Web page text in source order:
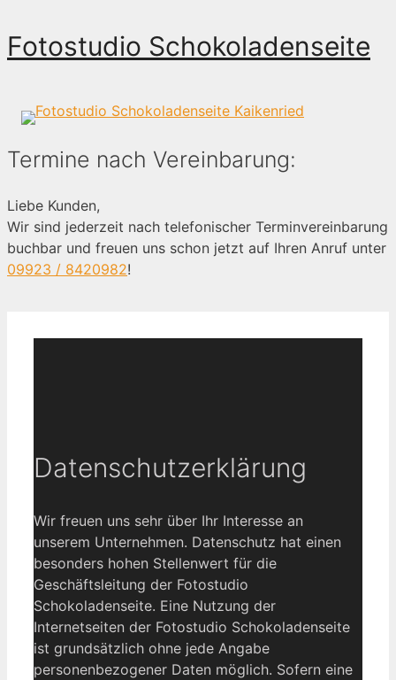
Zum
Inhalt
Fotostudio Schokoladenseite
Termine nach Vereinbarung:
Liebe Kunden,
Wir sind jederzeit nach telefonischer Terminvereinbarung
buchbar und freuen uns schon jetzt auf Ihren Anruf unter
09923 / 8420982!
Datenschutzerklärung
Wir freuen uns sehr über Ihr Interesse an
unserem Unternehmen. Datenschutz hat einen
besonders hohen Stellenwert für die
Geschäftsleitung der Fotostudio
Schokoladenseite. Eine Nutzung der
Internetseiten der Fotostudio Schokoladenseite
ist grundsätzlich ohne jede Angabe
personenbezogener Daten möglich. Sofern eine